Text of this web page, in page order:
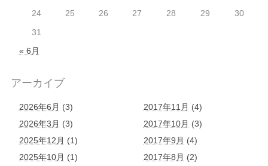
24
25 26 27 28 29
30
31
« 6月
アーカイブ
2026年6月 (3)
2026年3月 (3)
2025年12月 (1)
2025年10月 (1)
2017年11月 (4)
2017年10月 (3)
2017年9月 (4)
2017年8月 (2)